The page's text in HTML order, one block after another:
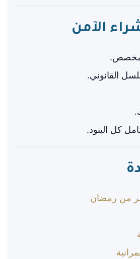
الآمن
القانوني.
كل البنود.
من رمضان